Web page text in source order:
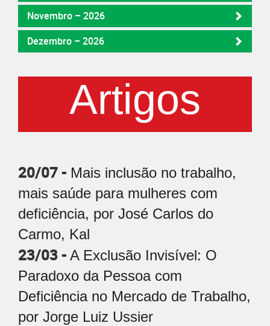
Novembro – 2026
Dezembro – 2026
Artigos
20/07 - Mais inclusão no trabalho,
mais saúde para mulheres com
deficiência, por José Carlos do
Carmo, Kal
23/03 - A Exclusão Invisível: O
Paradoxo da Pessoa com
Deficiência no Mercado de Trabalho,
por Jorge Luiz Ussier